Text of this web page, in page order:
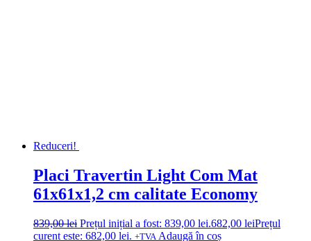
Reduceri!
Placi Travertin Light Com Mat
61x61x1,2 cm calitate Economy
839,00lei Prețul inițial a fost: 839,00 lei.682,00 leiPrețul
curent este: 682,00 lei. +TVA Adaugă în coș